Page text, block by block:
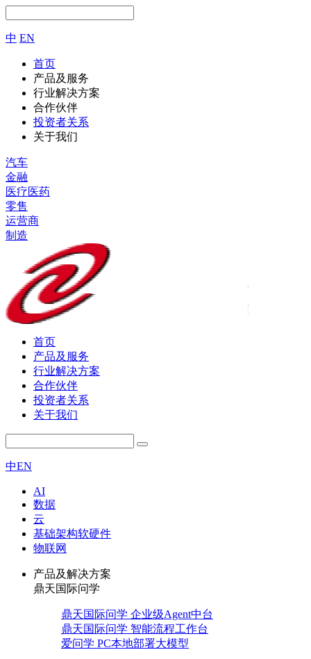
中 EN
首页
产品及服务
行业解决方案
合作伙伴
投资者关系
关于我们
汽车
金融
医疗医药
零售
运营商
制造
首页
产品及服务
行业解决方案
合作伙伴
投资者关系
关于我们
中EN
AI
数据
云
基础架构软硬件
物联网
产品及解决方案
鼎天国际问学
鼎天国际问学 企业级Agent中台
鼎天国际问学 智能流程工作台
爱问学 PC本地部署大模型